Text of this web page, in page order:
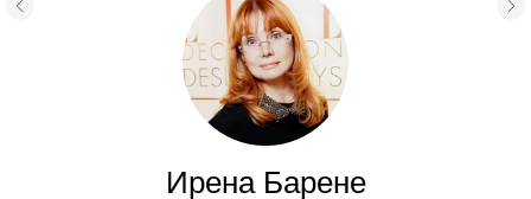
известно, что мы занимаемся исключительно
авторским дизайном и создаём проекты для
больших апартаментов, загородных домов и
резиденций. Проекты с большими инвестициями,
сложные, не повторяющиеся в принципе. Большие
объемы требуют и большого количества очень
Ирена Барене